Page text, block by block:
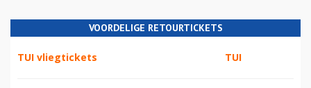
VOORDELIGE RETOURTICKETS
TUI vliegtickets TUI